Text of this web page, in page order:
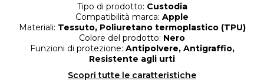
Tipo di prodotto: Custodia
Compatibilità marca: Apple
Materiali: Tessuto, Poliuretano termoplastico (TPU)
Colore del prodotto: Nero
Funzioni di protezione: Antipolvere, Antigraffio,
Resistente agli urti
Scopri tutte le caratteristiche